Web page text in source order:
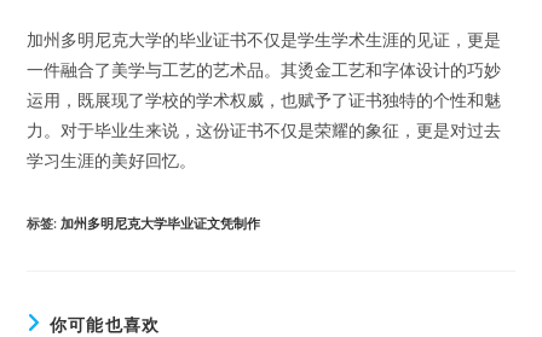
加州多明尼克大学的毕业证书不仅是学生学术生涯的见证，更是
一件融合了美学与工艺的艺术品。其烫金工艺和字体设计的巧妙
运用，既展现了学校的学术权威，也赋予了证书独特的个性和魅
力。对于毕业生来说，这份证书不仅是荣耀的象征，更是对过去
学习生涯的美好回忆。
标签:加州多明尼克大学毕业证文凭制作
你可能也喜欢